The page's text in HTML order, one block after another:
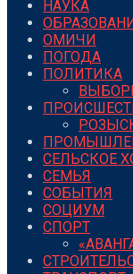
НАУКА
ОМИЧИ
ПОГОДА
ПОЛИТИКА
СЕЛЬСКОЕ
СЕМЬЯ
СОБЫТИЯ
СОЦИУМ
СПОРТ